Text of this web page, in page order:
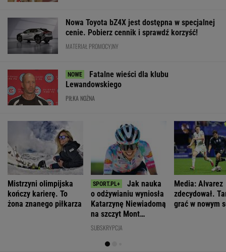
Nowa Toyota bZ4X jest dostępna w specjalnej
cenie. Pobierz cennik i sprawdź korzyść!
MATERIAŁ PROMOCYJNY
Fatalne wieści dla klubu
Lewandowskiego
PIŁKA NOŻNA
Mistrzyni olimpijska
kończy karierę. To
żona znanego piłkarza
Jak nauka
o odżywianiu wyniosła
Katarzynę Niewiadomą
na szczyt Mont
Ventoux
SUBSKRYPCJA
Media: Alvarez
zdecydował.
grać w nowym